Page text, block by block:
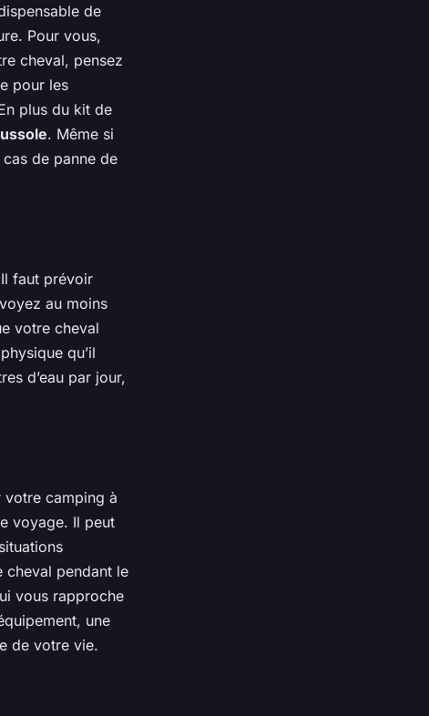
de
Pour vous,
cheval, pensez
pour les
plus du kit de
. Même si
de panne de
faut prévoir
au moins
votre cheval
qu’il
d’eau par jour,
votre camping à
voyage. Il peut
cheval pendant le
vous rapproche
une
de votre vie.